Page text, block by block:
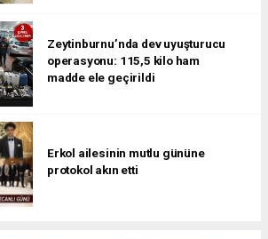
Zeytinburnu’nda dev uyuşturucu
operasyonu: 115,5 kilo ham
madde ele geçirildi
Erkol ailesinin mutlu gününe
protokol akın etti